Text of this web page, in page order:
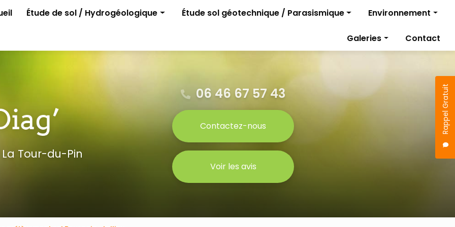
Rappel Gratuit
Étude de sol / Hydrogéologique
Permis d'aménager
Étude sol géotechnique / Parasismique
G2 avant projet
Étude G0
Environnement
Diagnostics
Gestion des travaux
Galeries Contact
Tour-du-Pin
06 46 67 57 43
Contactez-nous
Voir les avis